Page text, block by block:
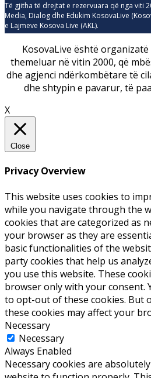
Të gjitha të drejtat e rezervuara që nga viti
Media, Dialog dhe Edukim KosovaLive
e Lajmeve Kosova Live (AKL).
KosovaLive është
themeluar në vitin 2000, që
dhe agjenci ndërkombëtare të
dhe shtypin e pavarur, të
X
Close
Privacy Overview
This website uses cookies to
while you navigate through the
cookies that are categorized as
your browser as they are
basic functionalities of the
party cookies that help us
you use this website. These
browser only with your consent.
to opt-out of these cookies. But
these cookies may affect your
Necessary
Necessary
Always Enabled
Necessary cookies are